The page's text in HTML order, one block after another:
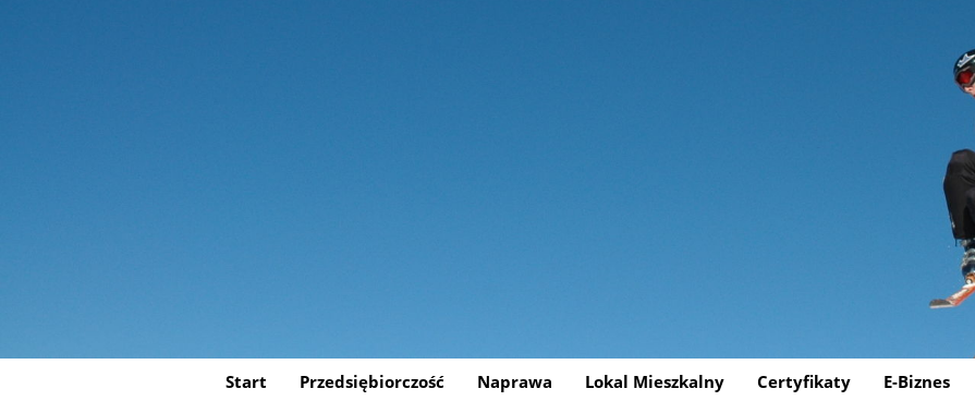
Start Przedsiębiorczość Naprawa Lokal Mieszkalny Certyfikaty E-Biznes